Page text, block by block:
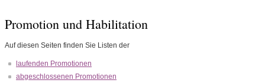
Promotion und Habilitation
Auf diesen Seiten finden Sie Listen der
laufenden Promotionen
abgeschlossenen Promotionen